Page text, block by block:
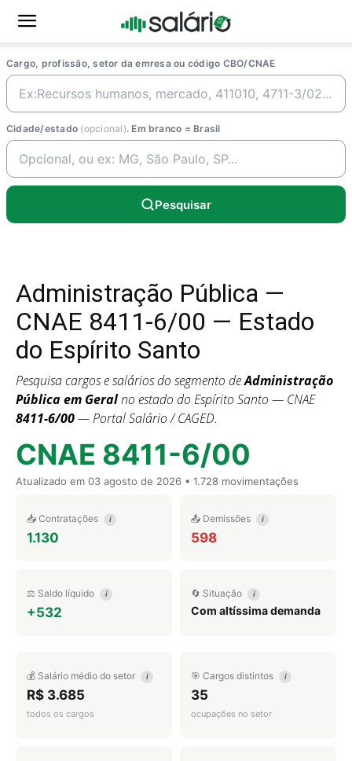
Cargo, profissão, setor da emresa ou código CBO/CNAE
Cidade/estado (opcional). Em branco = Brasil
Pesquisar
Administração Pública —
CNAE 8411-6/00 — Estado
do Espírito Santo
Pesquisa cargos e salários do segmento deAdministração
Pública em Geralno estado do Espírito Santo — CNAE
8411-6/00— Portal Salário / CAGED.
CNAE 8411-6/00
Atualizado em 03 agosto de 2026 • 1.728 movimentações
📥 Contratações i
1.130
📤 Demissões i
598
⚖️ Saldo líquido i
+532
🔄 Situação i
Com altíssima demanda
💰 Salário médio do setor i
R$ 3.685
todos os cargos
🎯 Cargos distintos i
35
ocupações no setor